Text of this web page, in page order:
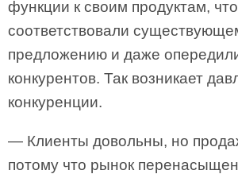
функции к своим продуктам,
соответствовали
предложению и даже
конкурентов. Так возникает
конкуренции.
— Клиенты довольны, но
потому что рынок